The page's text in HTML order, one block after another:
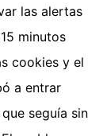
las alertas
minutos
cookies y el
a entrar
seguía sin